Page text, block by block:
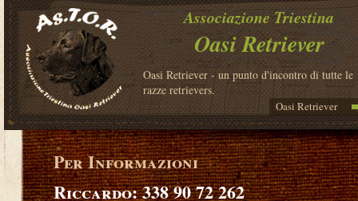
Associazione Triestina
Oasi Retriever
Oasi Retriever - un punto d'incontro di tutte le
razze retrievers.
Oasi Retriever
Per Informazioni
Riccardo: 338 90 72 262